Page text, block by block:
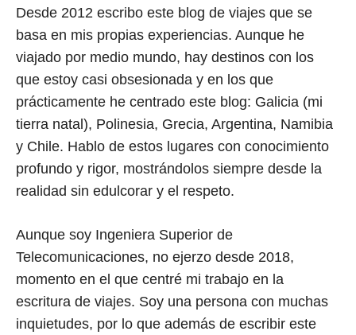
Desde 2012 escribo este blog de viajes que se
basa en mis propias experiencias. Aunque he
viajado por medio mundo, hay destinos con los
que estoy casi obsesionada y en los que
prácticamente he centrado este blog: Galicia (mi
tierra natal), Polinesia, Grecia, Argentina, Namibia
y Chile. Hablo de estos lugares con conocimiento
profundo y rigor, mostrándolos siempre desde la
realidad sin edulcorar y el respeto.
Aunque soy Ingeniera Superior de
Telecomunicaciones, no ejerzo desde 2018,
momento en el que centré mi trabajo en la
escritura de viajes. Soy una persona con muchas
inquietudes, por lo que además de escribir este